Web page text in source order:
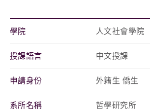
學院 人文社會學院
授課語言 中文授課
申請身份 外籍生 僑生
系所名稱 哲學研究所